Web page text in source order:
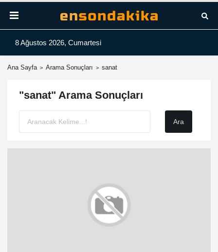
8 Ağustos 2026, Cumartesi
Ana Sayfa Arama Sonuçları sanat
"sanat" Arama Sonuçları